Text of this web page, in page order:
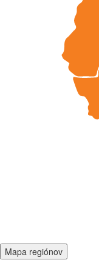
Mapa regiónov